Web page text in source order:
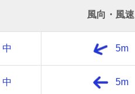
風向・風速
中 5m
中 5m